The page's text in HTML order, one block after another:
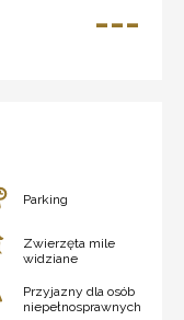
---
Parking
Zwierzęta mile
widziane
Przyjazny dla osób
niepełnosprawnych